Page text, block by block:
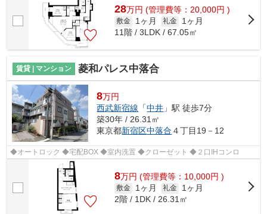
28万円 (管理費等：20,000円 )
敷金 1ヶ月 礼金
1ヶ月
11階 / 3LDK / 67.05㎡
賃貸 | マンション 菱和パレス中落合
8万円
西武新宿線 「中井 」駅 徒歩7分
築30年 / 26.31㎡
東京都新宿区中落合 ４丁目19－12
◆オートロック ◆宅配BOX ◆室内洗置 ◆クローゼット ◆２口IHコンロ
8万円 (管理費等：10,000円 )
敷金 1ヶ月 礼金
1ヶ月
2階 / 1DK / 26.31㎡